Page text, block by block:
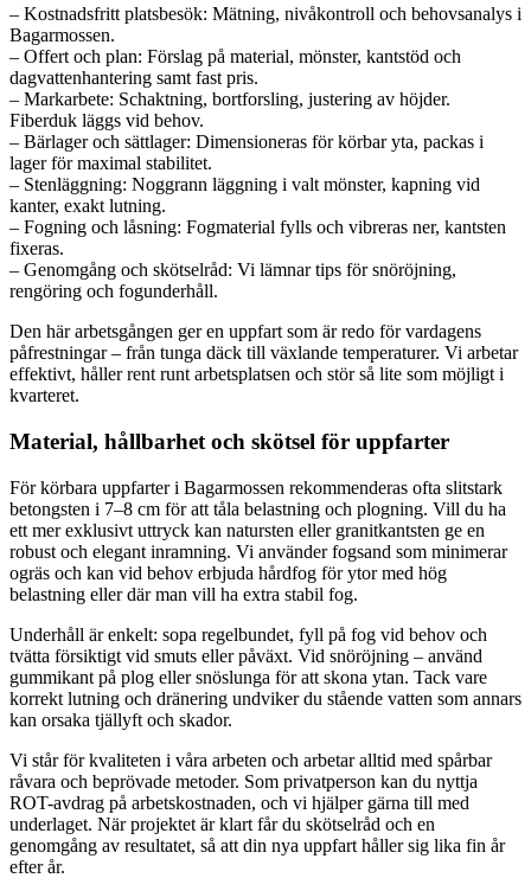
– Kostnadsfritt platsbesök: Mätning, nivåkontroll och behovsanalys i
Bagarmossen.
– Offert och plan: Förslag på material, mönster, kantstöd och
dagvattenhantering samt fast pris.
– Markarbete: Schaktning, bortforsling, justering av höjder.
Fiberduk läggs vid behov.
– Bärlager och sättlager: Dimensioneras för körbar yta, packas i
lager för maximal stabilitet.
– Stenläggning: Noggrann läggning i valt mönster, kapning vid
kanter, exakt lutning.
– Fogning och låsning: Fogmaterial fylls och vibreras ner, kantsten
fixeras.
– Genomgång och skötselråd: Vi lämnar tips för snöröjning,
rengöring och fogunderhåll.
Den här arbetsgången ger en uppfart som är redo för vardagens
påfrestningar – från tunga däck till växlande temperaturer. Vi arbetar
effektivt, håller rent runt arbetsplatsen och stör så lite som möjligt i
kvarteret.
Material, hållbarhet och skötsel för uppfarter
För körbara uppfarter i Bagarmossen rekommenderas ofta slitstark
betongsten i 7–8 cm för att tåla belastning och plogning. Vill du ha
ett mer exklusivt uttryck kan natursten eller granitkantsten ge en
robust och elegant inramning. Vi använder fogsand som minimerar
ogräs och kan vid behov erbjuda hårdfog för ytor med hög
belastning eller där man vill ha extra stabil fog.
Underhåll är enkelt: sopa regelbundet, fyll på fog vid behov och
tvätta försiktigt vid smuts eller påväxt. Vid snöröjning – använd
gummikant på plog eller snöslunga för att skona ytan. Tack vare
korrekt lutning och dränering undviker du stående vatten som annars
kan orsaka tjällyft och skador.
Vi står för kvaliteten i våra arbeten och arbetar alltid med spårbar
råvara och beprövade metoder. Som privatperson kan du nyttja
ROT-avdrag på arbetskostnaden, och vi hjälper gärna till med
underlaget. När projektet är klart får du skötselråd och en
genomgång av resultatet, så att din nya uppfart håller sig lika fin år
efter år.